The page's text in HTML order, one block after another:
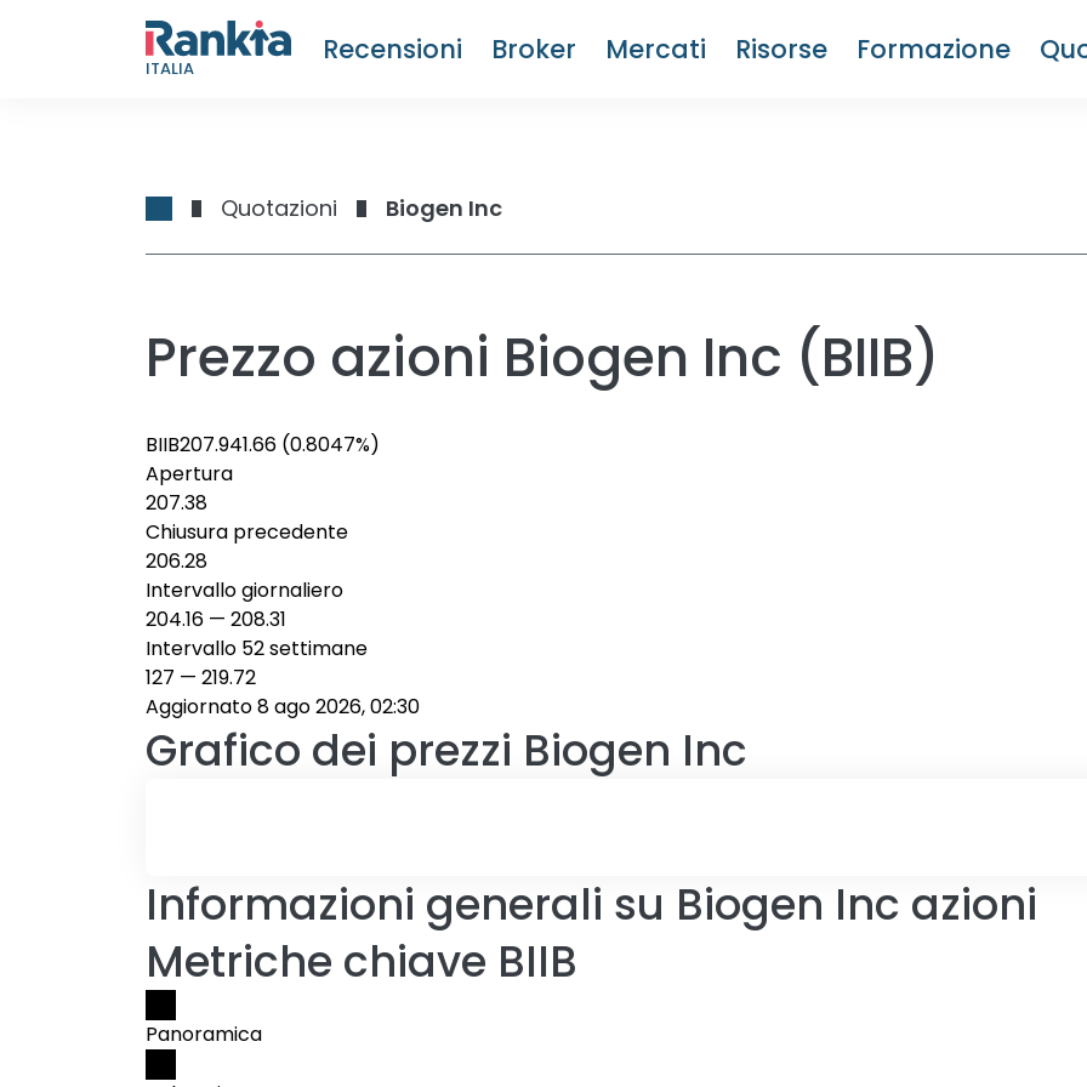
ITALIA
Recensioni Broker Mercati Risorse Formazione
Quotazioni Biogen Inc
Prezzo azioni Biogen Inc (BIIB)
BIIB207.941.66 (0.8047%)
Apertura
207.38
Chiusura precedente
206.28
Intervallo giornaliero
204.16 — 208.31
Intervallo 52 settimane
127 — 219.72
Aggiornato 8 ago 2026, 02:30
Grafico dei prezzi Biogen Inc
Informazioni generali su Biogen Inc azioni
Metriche chiave BIIB
Panoramica